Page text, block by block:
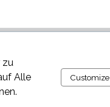
zu
Alle
Customize